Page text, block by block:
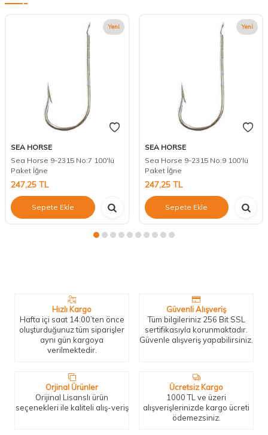
Yeni
SEA HORSE
Sea Horse 9-2315 No:7 100'lü
Paket İğne
247,25 TL
Sepete Ekle
Yeni
SEA HORSE
Sea Horse 9-2315 No:9 100'lü
Paket İğne
247,25TL
Sepete Ekle
Hızlı Kargo
Hafta içi saat 14:00’ten önce
oluşturduğunuz tüm siparişler
aynı gün kargoya
verilmektedir.
Güvenli Alışveriş
Tüm bilgileriniz 256 Bit SSL
sertifikasıyla korunmaktadır.
Güvenle alışveriş yapabilirsiniz.
Orjinal Ürünler
Orijinal Lisanslı ürün
seçenekleri ile kaliteli alış-veriş
Ücretsiz Kargo
1000 TL ve üzeri
alışverişlerinizde kargo ücreti
ödemezsiniz.